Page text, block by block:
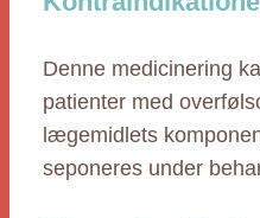
Denne medicinering
patienter med
lægemidlets
seponeres under